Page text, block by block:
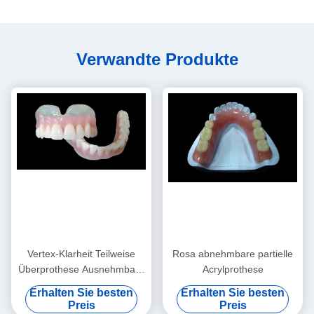
Verwandte Produkte
Vertex-Klarheit Teilweise
Überprothese Ausnehmbare
Teilweise Prothese
Erhalten Sie besten
Preis
Rosa abnehmbare partielle
Acrylprothese
Erhalten Sie besten
Preis